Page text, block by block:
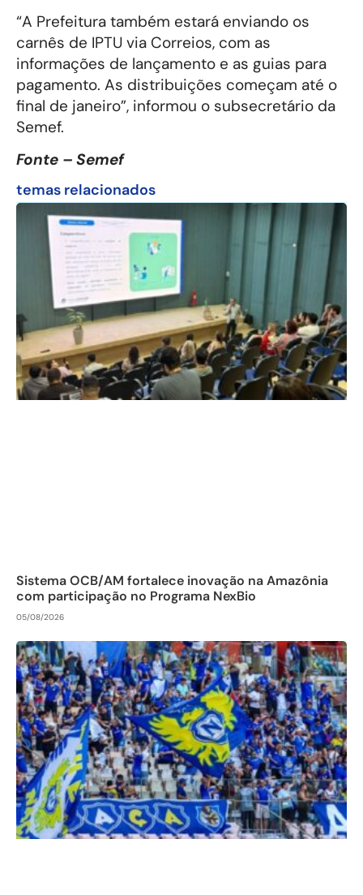
“A Prefeitura também estará enviando os
carnês de IPTU via Correios, com as
informações de lançamento e as guias para
pagamento. As distribuições começam até o
final de janeiro”, informou o subsecretário da
Semef.
Fonte – Semef
temas relacionados
Sistema OCB/AM fortalece inovação na Amazônia
com participação no Programa NexBio
05/08/2026